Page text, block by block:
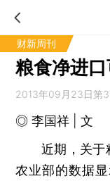
财新周刊
粮食净进
2013年09月23日第
◎ 李国祥 | 文
近期，关于粮
农业部的数据